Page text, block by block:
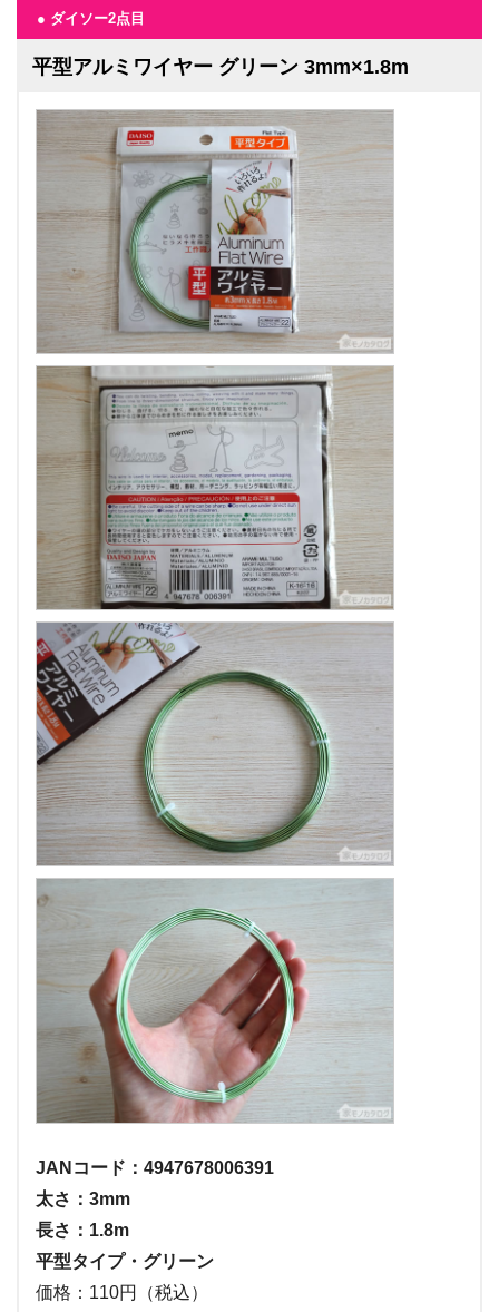
● ダイソー2点目
平型アルミワイヤー グリーン 3mm×1.8m
JANコード：4947678006391
太さ：3mm
長さ：1.8m
平型タイプ・グリーン
価格：110円（税込）